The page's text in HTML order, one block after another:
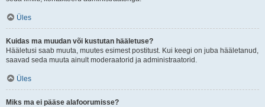
Üles
Kuidas ma muudan või kustutan hääletuse?
Hääletusi saab muuta, muutes esimest postitust. Kui keegi on juba hääletanud,
saavad seda muuta ainult moderaatorid ja administraatorid.
Üles
Miks ma ei pääse alafoorumisse?